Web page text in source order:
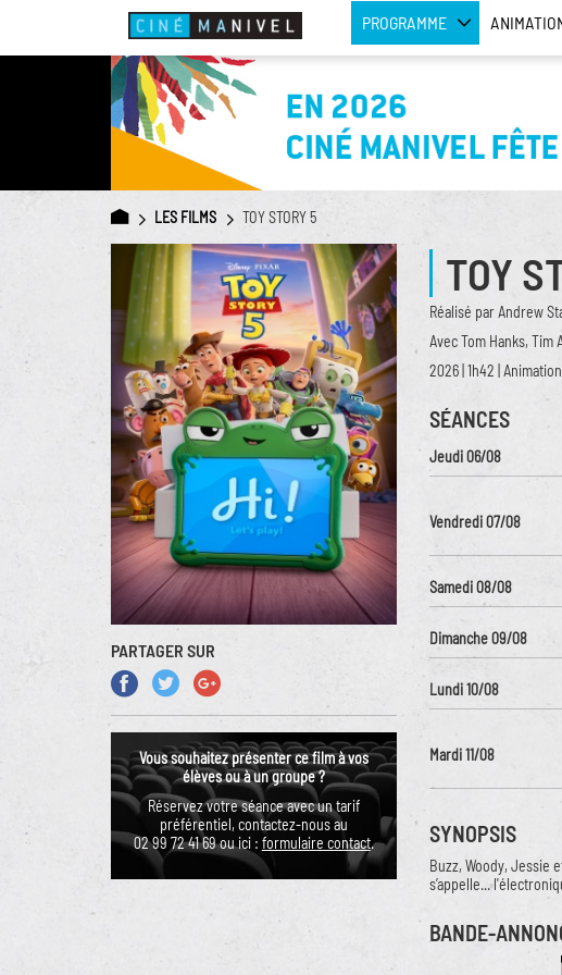
PROGRAMME
LES FILMS TOY STORY 5
PARTAGER SUR
Vous souhaitez présenter ce film à vos
élèves ou à un groupe ?
Réservez votre séance avec un tarif
préférentiel, contactez-nous au
02 99 72 41 69 ou ici : formulaire contact.
TOY
Réalisé par Andrew
Avec Tom Hanks, Tim
2026 | 1h42 | Animation
SÉANCES
Jeudi 06/08
Vendredi 07/08
Samedi 08/08
Dimanche 09/08
Lundi 10/08
Mardi 11/08
SYNOPSIS
Buzz, Woody, Jessie
s’appelle...
BANDE-